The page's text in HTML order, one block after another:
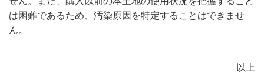
は困難であるため、汚染原因を特定することはできませ
ん。
以上